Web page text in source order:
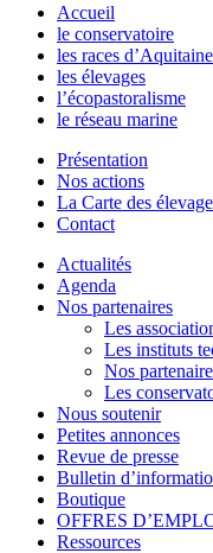
Accueil
le conservatoire
les races d’Aquitaine
les élevages
l’écopastoralisme
le réseau marine
Présentation
Nos actions
La Carte des
Contact
Actualités
Agenda
Nos partenaires
Les
Les instituts
Nos
Les
Nous soutenir
Petites annonces
Revue de presse
Bulletin
Boutique
OFFRES
Ressources